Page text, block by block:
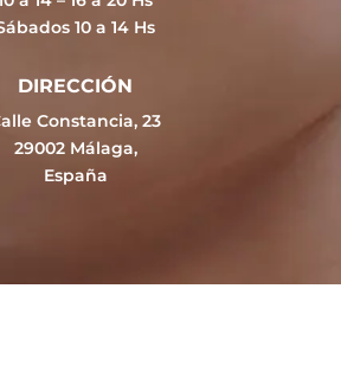
10 a 14 Hs
DIRECCIÓN
Constancia, 23
29002 Málaga,
España